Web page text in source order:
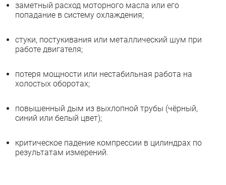
заметный расход моторного масла или его
попадание в систему охлаждения;
стуки, постукивания или металлический шум при
работе двигателя;
потеря мощности или нестабильная работа на
холостых оборотах;
повышенный дым из выхлопной трубы (чёрный,
синий или белый цвет);
критическое падение компрессии в цилиндрах по
результатам измерений.